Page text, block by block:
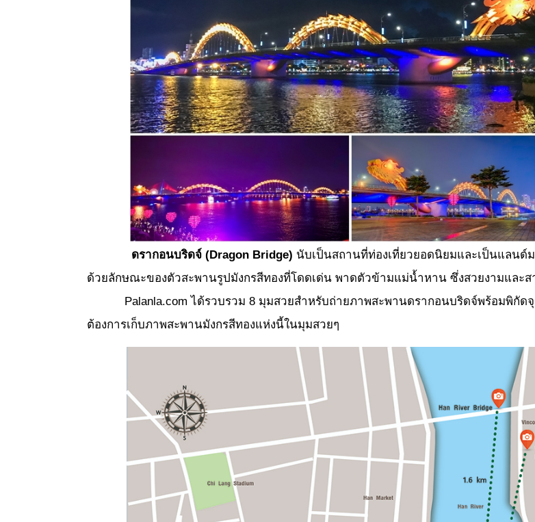
ดรากอนบริดจ์ (Dragon Bridge) นับเป็นสถานที่ท่องเที่ยวยอดนิยมและเป็นแลนด์
ด้วยลักษณะของตัวสะพานรูปมังกรสีทองที่โดดเด่น พาดตัวข้ามแม่น้ำหาน ซึ่งสวยงามและส
Palanla.com ได้รวบรวม 8 มุมสวยสำหรับถ่ายภาพสะพานดรากอนบริดจ์พร้อมพิกัดจุ
ต้องการเก็บภาพสะพานมังกรสีทองแห่งนี้ในมุมสวยๆ